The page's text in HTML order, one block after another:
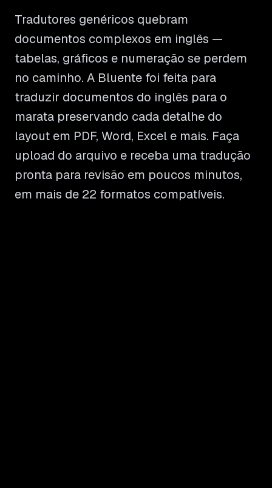
Tradutores genéricos quebram
documentos complexos em inglês —
tabelas, gráficos e numeração se perdem
no caminho. A Bluente foi feita para
traduzir documentos do inglês para o
marata preservando cada detalhe do
layout em PDF, Word, Excel e mais. Faça
upload do arquivo e receba uma tradução
pronta para revisão em poucos minutos,
em mais de 22 formatos compatíveis.